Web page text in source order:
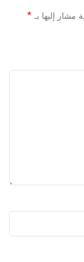
مشار إليها بـ *